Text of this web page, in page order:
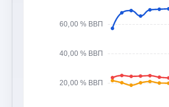
20,00 % ВВП
40,00 % ВВП
60,00 % ВВП